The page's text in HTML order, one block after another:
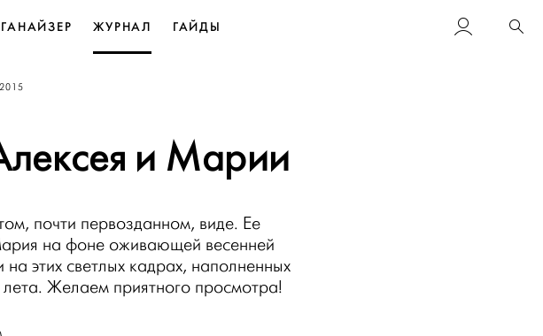
ЖУРНАЛ ГАЙДЫ
и Марии
почти первозданном, виде. Ее
на фоне оживающей весенней
этих светлых кадрах, наполненных
Желаем приятного просмотра!